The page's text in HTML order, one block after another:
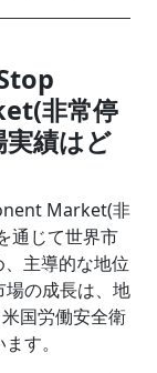
非常停
績はど
Market(非
通じて世界市
主導的な地位
場の成長は、地
国労働安全衛
す。